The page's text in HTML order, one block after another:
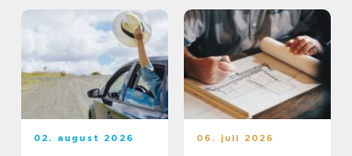
02. august 2026 06. juli 2026